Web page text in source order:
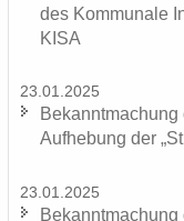
des Kom­mu­na­le
KISA
23.01.2025
Auf­he­bung der
23.01.2025